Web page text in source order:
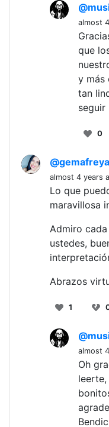
almost
que
y más
tan
seguir
0
almost 4 years
Lo que
maravillosa
Admiro
ustedes,
Abrazos
1
almost
Oh